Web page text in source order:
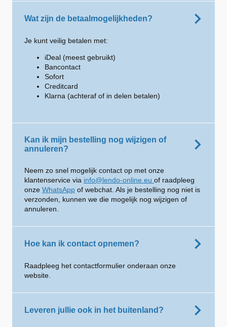
Wat zijn de betaalmogelijkheden?
Je kunt veilig betalen met:
iDeal (meest gebruikt)
Bancontact
Sofort
Creditcard
Klarna (achteraf of in delen betalen)
Kan ik mijn bestelling nog wijzigen of
annuleren?
Neem zo snel mogelijk contact op met onze
klantenservice via info@lendo-online.eu of raadpleeg
onze WhatsApp of webchat. Als je bestelling nog niet is
verzonden, kunnen we die mogelijk nog wijzigen of
annuleren.
Hoe kan ik contact opnemen?
Raadpleeg het contactformulier onderaan onze
website.
Leveren jullie ook in het buitenland?